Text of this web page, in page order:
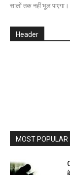
सालों तक नहीं भूल
Header
MOST POPULAR